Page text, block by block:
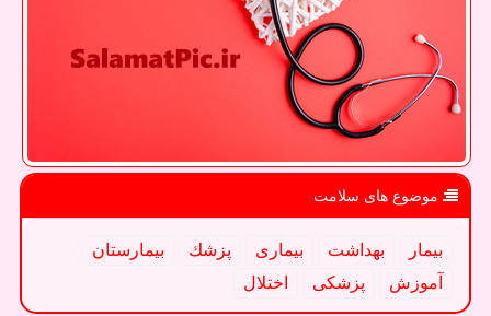
موضوع های سلامت
بیمار بهداشت بیماری پزشك
بیمارستان
آموزش
پزشكی اختلال